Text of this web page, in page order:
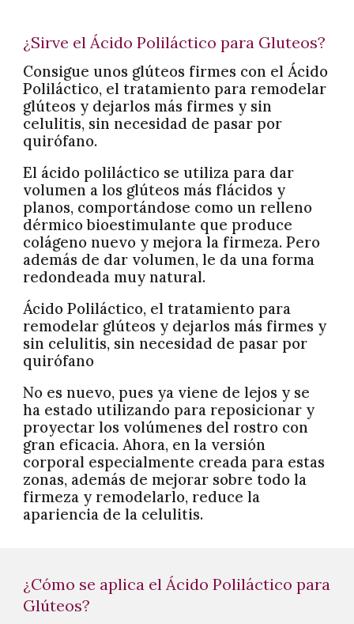
¿Sirve el Ácido Poliláctico para Gluteos?
Consigue unos glúteos firmes con el Ácido
Poliláctico, el tratamiento para remodelar
glúteos y dejarlos más firmes y sin
celulitis, sin necesidad de pasar por
quirófano.
El ácido poliláctico se utiliza para dar
volumen a los glúteos más flácidos y
planos, comportándose como un relleno
dérmico bioestimulante que produce
colágeno nuevo y mejora la firmeza. Pero
además de dar volumen, le da una forma
redondeada muy natural.
Ácido Poliláctico, el tratamiento para
remodelar glúteos y dejarlos más firmes y
sin celulitis, sin necesidad de pasar por
quirófano
No es nuevo, pues ya viene de lejos y se
ha estado utilizando para reposicionar y
proyectar los volúmenes del rostro con
gran eficacia. Ahora, en la versión
corporal especialmente creada para estas
zonas, además de mejorar sobre todo la
firmeza y remodelarlo, reduce la
apariencia de la celulitis.
¿Cómo se aplica el Ácido Poliláctico para
Glúteos?